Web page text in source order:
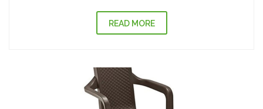
READ MORE